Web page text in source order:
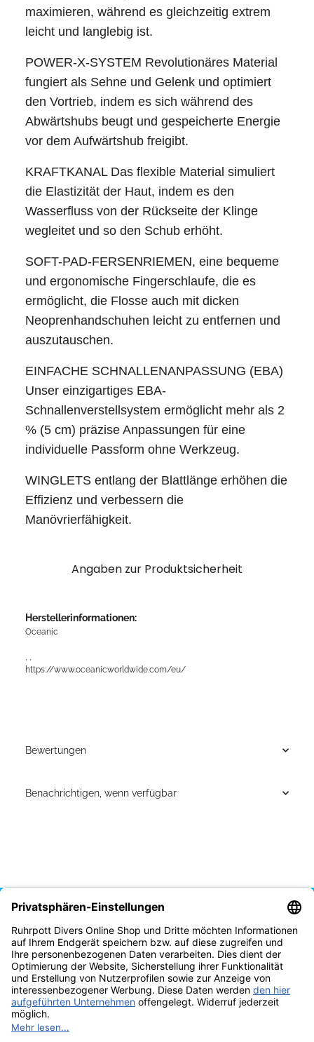
maximieren, während es gleichzeitig extrem
leicht und langlebig ist.
POWER-X-SYSTEM Revolutionäres Material
fungiert als Sehne und Gelenk und optimiert
den Vortrieb, indem es sich während des
Abwärtshubs beugt und gespeicherte Energie
vor dem Aufwärtshub freigibt.
KRAFTKANAL Das flexible Material simuliert
die Elastizität der Haut, indem es den
Wasserfluss von der Rückseite der Klinge
wegleitet und so den Schub erhöht.
SOFT-PAD-FERSENRIEMEN, eine bequeme
und ergonomische Fingerschlaufe, die es
ermöglicht, die Flosse auch mit dicken
Neoprenhandschuhen leicht zu entfernen und
auszutauschen.
EINFACHE SCHNALLENANPASSUNG (EBA)
Unser einzigartiges EBA-
Schnallenverstellsystem ermöglicht mehr als 2
% (5 cm) präzise Anpassungen für eine
individuelle Passform ohne Werkzeug.
WINGLETS entlang der Blattlänge erhöhen die
Effizienz und verbessern die
Manövrierfähigkeit.
Angaben zur Produktsicherheit
Herstellerinformationen:
Oceanic
https://www.oceanicworldwide.com/eu/
Bewertungen
Benachrichtigen, wenn verfügbar
Vertrag widerrufen